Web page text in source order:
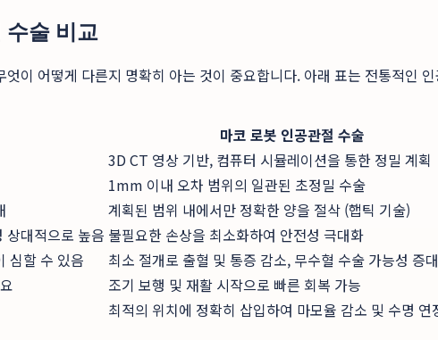
수술 비교
이 어떻게 다른지 명확히 아는 것이 중요합니다. 아래 표는 전통적인
마코 로봇 인공관절 수술
3D CT 영상 기반, 컴퓨터 시뮬레이션을 통한 정밀 계획
1mm 이내 오차 범위의 일관된 초정밀 수술
계획된 범위 내에서만 정확한 양을 절삭 (햅틱 기술)
상대적으로 높음 불필요한 손상을 최소화하여 안전성 극대화
심할 수 있음
최소 절개로 출혈 및 통증 감소, 무수혈 수술 가능성 증대
조기 보행 및 재활 시작으로 빠른 회복 가능
최적의 위치에 정확히 삽입하여 마모율 감소 및 수명 연